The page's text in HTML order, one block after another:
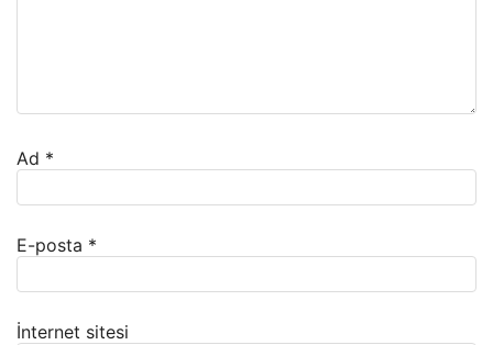
Ad *
E-posta *
İnternet sitesi